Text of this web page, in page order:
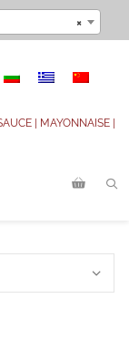
×
| MAYONNAISE |